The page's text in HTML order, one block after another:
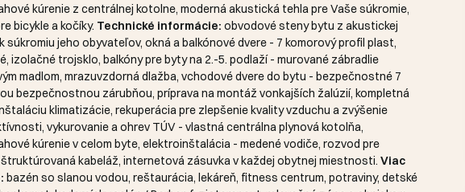
kúrenie z centrálnej kotolne, moderná akustická tehla pre Vaše súkromie,
bicykle a kočíky. Technické informácie:obvodové steny bytu z akustickej
súkromiu jeho obyvateľov, okná a balkónové dvere - 7 komorový profil plast,
izolačné trojsklo, balkóny pre byty na 2.-5. podlaží - murované zábradlie
madlom, mrazuvzdorná dlažba, vchodové dvere do bytu - bezpečnostné 7
bezpečnostnou zárubňou, príprava na montáž vonkajších žalúzií, kompletná
klimatizácie, rekuperácia pre zlepšenie kvality vzduchu a zvýšenie
vykurovanie a ohrev TÚV - vlastná centrálna plynová kotolňa,
kúrenie v celom byte, elektroinštalácia - medené vodiče, rozvod pre
kabeláž, internetová zásuvka v každej obytnej miestnosti.Viac
bazén so slanou vodou, reštaurácia, lekáreň, fitness centrum, potraviny, detské